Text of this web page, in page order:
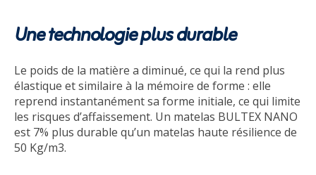
Une technologie plus durable
Le poids de la matière a diminué, ce qui la rend plus
élastique et similaire à la mémoire de forme : elle
reprend instantanément sa forme initiale, ce qui limite
les risques d’affaissement. Un matelas BULTEX NANO
est 7% plus durable qu’un matelas haute résilience de
50 Kg/m3.